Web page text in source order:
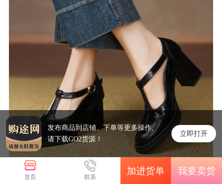
首页 联系 加进货单 我要卖货
发布商品到店铺、下单等更多操作,
请下载GO2货源！
立即打开